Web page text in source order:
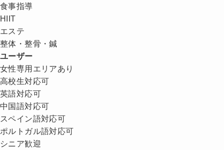
食事指導
HIIT
エステ
整体・整骨・鍼
ユーザー
女性専用エリアあり
高校生対応可
英語対応可
中国語対応可
スペイン語対応可
ポルトガル語対応可
シニア歓迎